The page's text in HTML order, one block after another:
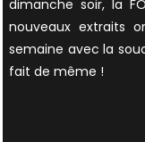
dimanche soir, la
nouveaux extraits
semaine avec la
fait de même !